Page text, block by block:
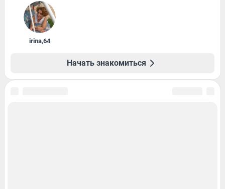
irina,64
Начать знакомиться